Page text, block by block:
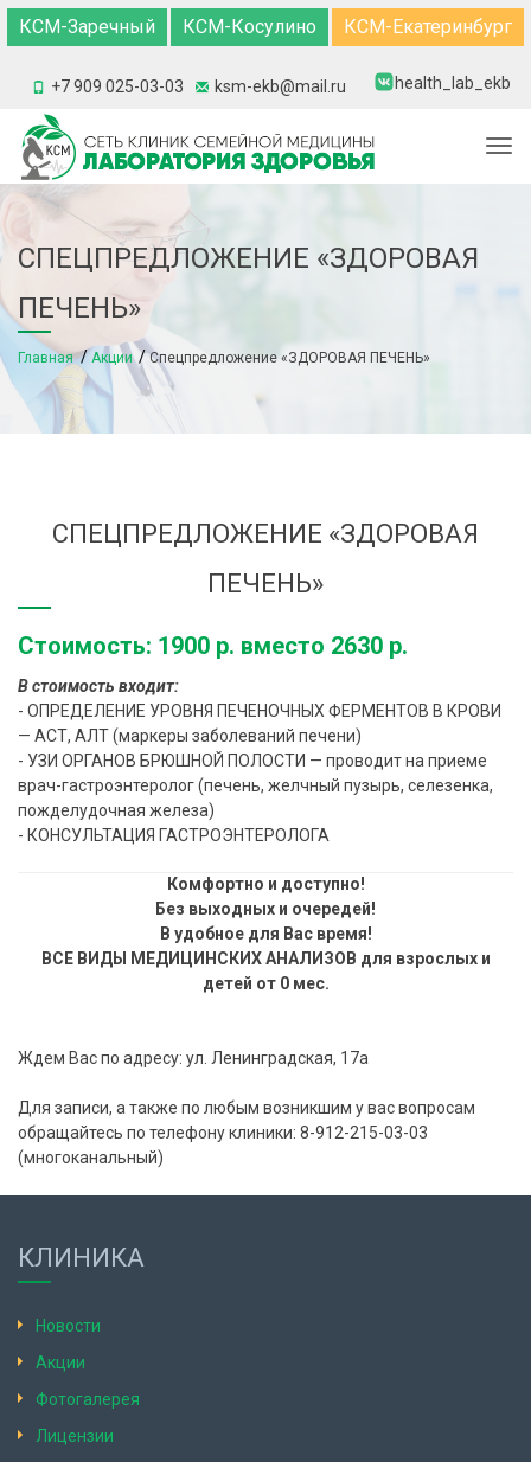
КСМ-Заречный КСМ-Косулино КСМ-Екатеринбург
+7 909 025-03-03 ksm-ekb@mail.ru health_lab_ekb
СПЕЦПРЕДЛОЖЕНИЕ «ЗДОРОВАЯ
ПЕЧЕНЬ»
Главная Акции Спецпредложение «ЗДОРОВАЯ ПЕЧЕНЬ»
СПЕЦПРЕДЛОЖЕНИЕ «ЗДОРОВАЯ
ПЕЧЕНЬ»
Стоимость: 1900 р. вместо 2630 р.
В стоимость входит:
- ОПРЕДЕЛЕНИЕ УРОВНЯ ПЕЧEНОЧНЫХ ФЕРМЕНТОВ В КРОВИ
— АСТ, АЛТ (маркеры заболеваний печени)
- УЗИ ОРГАНОВ БРЮШНОЙ ПОЛОСТИ — проводит на приеме
врач-гастроэнтеролог (печень, желчный пузырь, селезенка,
пожделудочная железа)
- КОНСУЛЬТАЦИЯ ГАСТРОЭНТЕРОЛОГА
Комфортно и доступно!
Без выходных и очередей!
В удобное для Вас время!
ВСЕ ВИДЫ МЕДИЦИНСКИХ АНАЛИЗОВ для взрослых и
детей от 0 мес.
Ждем Вас по адресу: ул. Ленинградская, 17а
Для записи, а также по любым возникшим у вас вопросам
обращайтесь по телефону клиники: 8-912-215-03-03
(многоканальный)
КЛИНИКА
Новости
Акции
Фотогалерея
Лицензии